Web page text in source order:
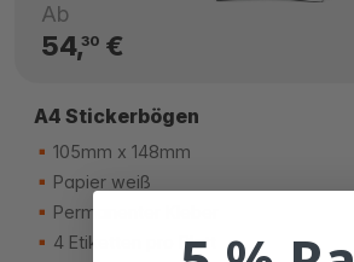
Ab
54,30€
A4 Stickerbögen
105mm x 148mm
Papier weiß
Permanenter Kleber
4 Etiketten pro Blatt